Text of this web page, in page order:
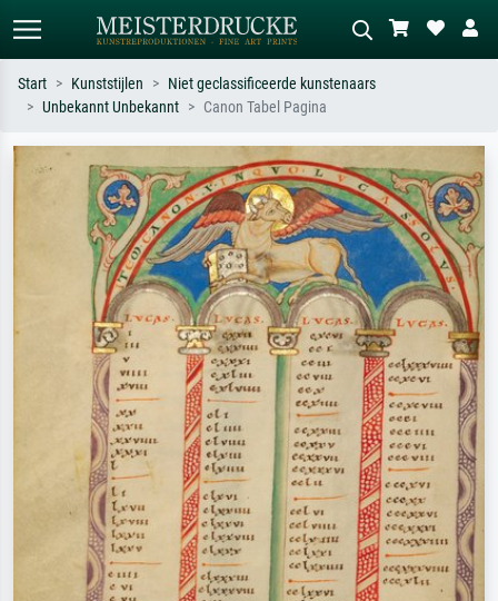
Zoek op kunstenaar, titel of stijl – bijv.
Monet, Sterrennacht, impressionisme,
Hokusai-golf, naakt.
Beschrijf de scène – bijv. groene
weide, abstract met veel rood, donker
olieverfschilderij, staand naakt naast
een boom.
Start Kunststijlen
Niet geclassificeerde kunstenaars
Unbekannt Unbekannt
Canon Tabel Pagina